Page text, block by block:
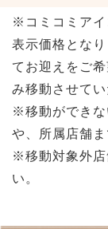
※コミコミアイ
表示価格とな
てお迎えをご
み移動させてい
※移動ができな
や、所属店舗ま
※移動対象外店
い。